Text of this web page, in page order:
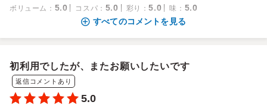
ボリューム ： 5.0 コスパ ： 5.0 彩り ：5.0 味 ： 5.0
すべてのコメントを見る
初利用でしたが、またお願いしたいです
返信コメントあり
5.0